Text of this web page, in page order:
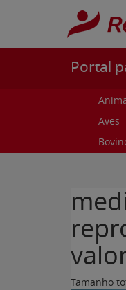
Pular para o conteúdo
Portal
Aves
Tamanho